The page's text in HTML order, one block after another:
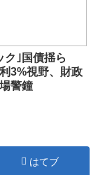
ク｣国債揺ら
3%視野、財政
警鐘
はてブ